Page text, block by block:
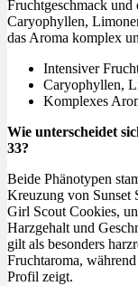
Fruchtgeschmack
Caryophyllen,
das Aroma komplex
Intensiver
Caryophyllen,
Komplexes
Wie unterscheidet
33?
Beide Phänotypen
Kreuzung von Sunset
Girl Scout Cookies,
Harzgehalt und
gilt als besonders
Fruchtaroma,
Profil zeigt.